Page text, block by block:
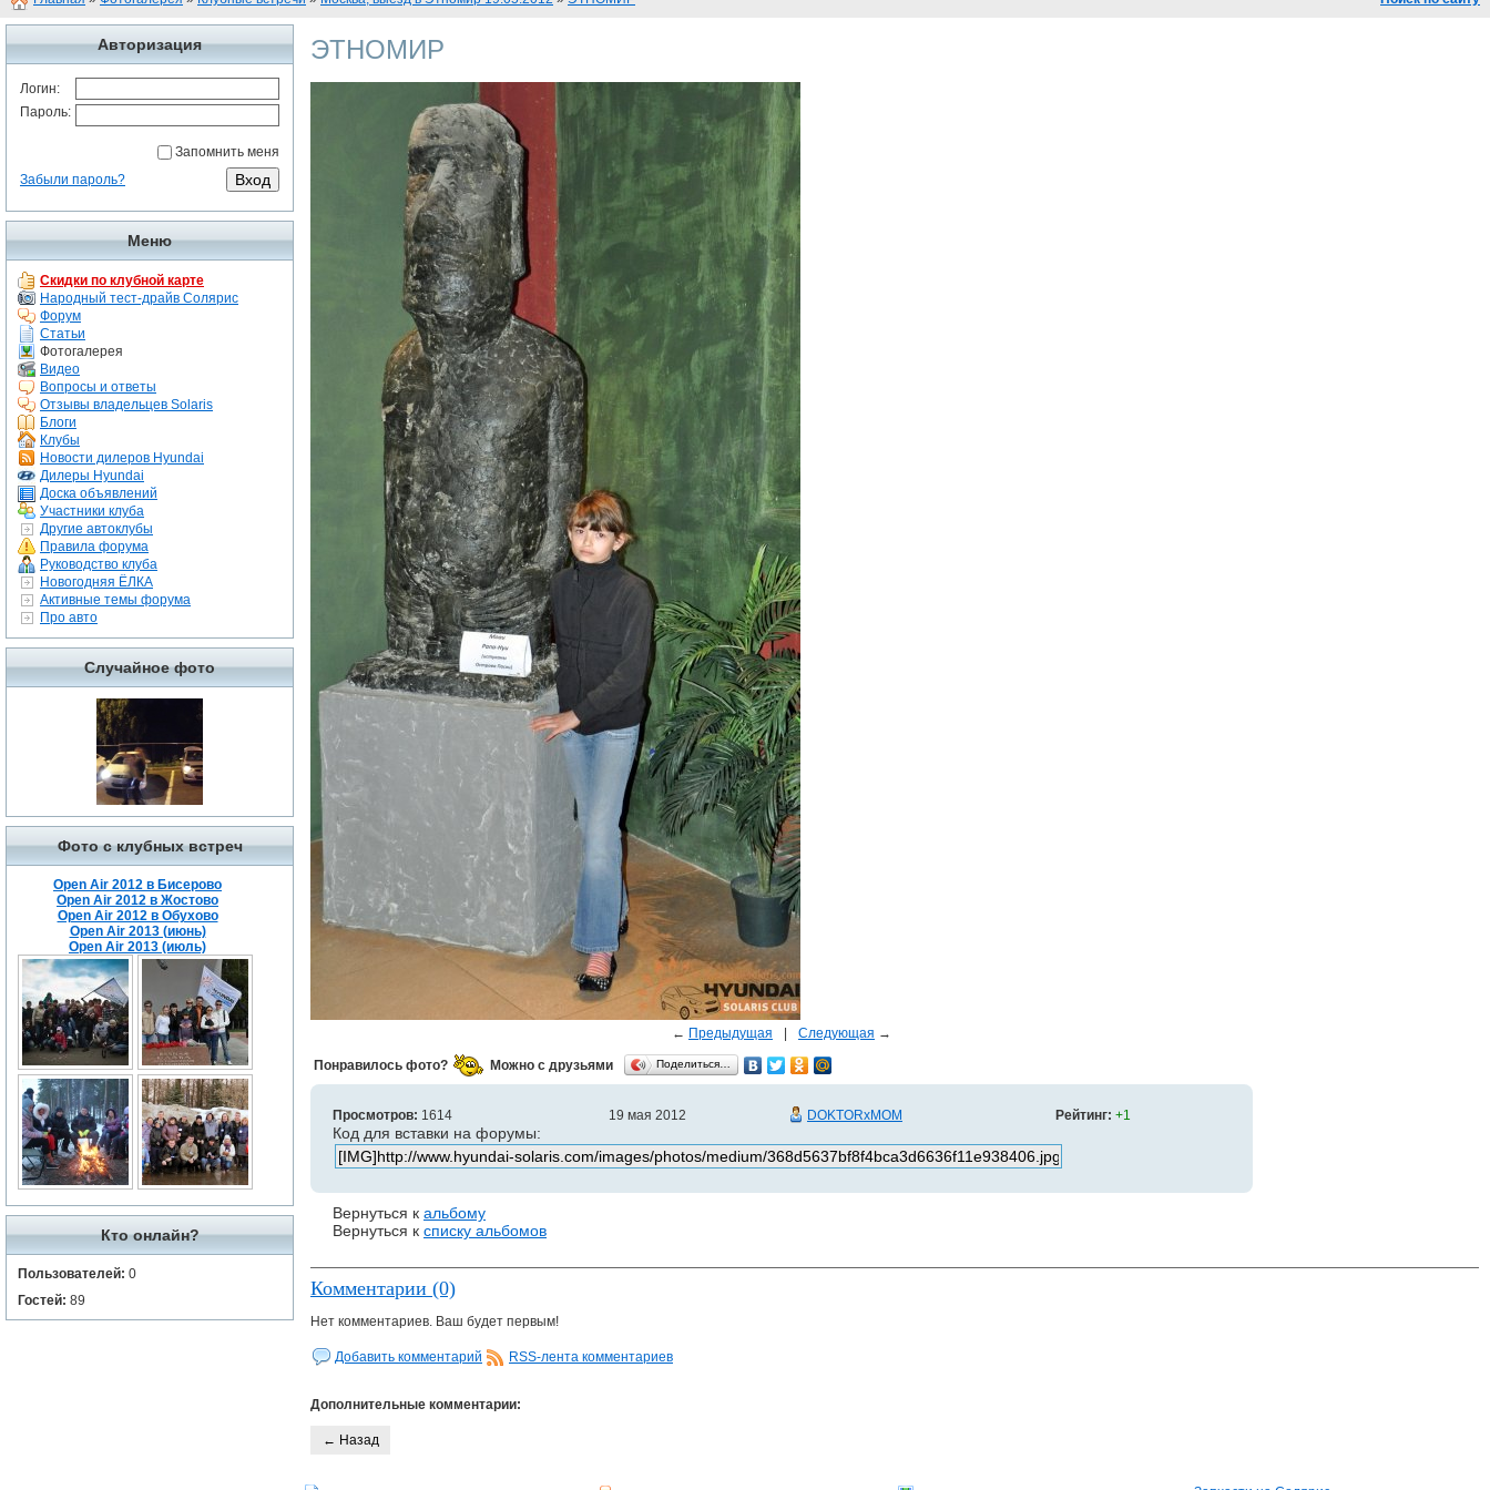
Авторизация
Логин:
Пароль:
Запомнить меня
Забыли пароль?
Меню
Скидки по клубной карте
Народный тест-драйв Солярис
Форум
Статьи
Фотогалерея
Видео
Вопросы и ответы
Отзывы владельцев Solaris
Блоги
Клубы
Новости дилеров Hyundai
Дилеры Hyundai
Доска объявлений
Участники клуба
Другие автоклубы
Правила форума
Руководство клуба
Новогодняя ЁЛКА
Активные темы форума
Про авто
Случайное фото
Фото с клубных встреч
Open Air 2012 в Бисерово
Open Air 2012 в Жостово
Open Air 2012 в Обухово
Open Air 2013 (июнь)
Open Air 2013 (июль)
Кто онлайн?
Пользователей: 0
Гостей: 89
ЭТНОМИР
← Предыдущая Следующая →
Понравилось фото? Можно с друзьями Поделиться…
Просмотров: 1614 19 мая 2012 DOKTORxMOM Рейтинг: +1
Код для вставки на форумы:
Вернуться к альбому
Вернуться к списку альбомов
Комментарии (0)
Нет комментариев. Ваш будет первым!
Добавить комментарий RSS-лента комментариев
Дополнительные комментарии:
← Назад